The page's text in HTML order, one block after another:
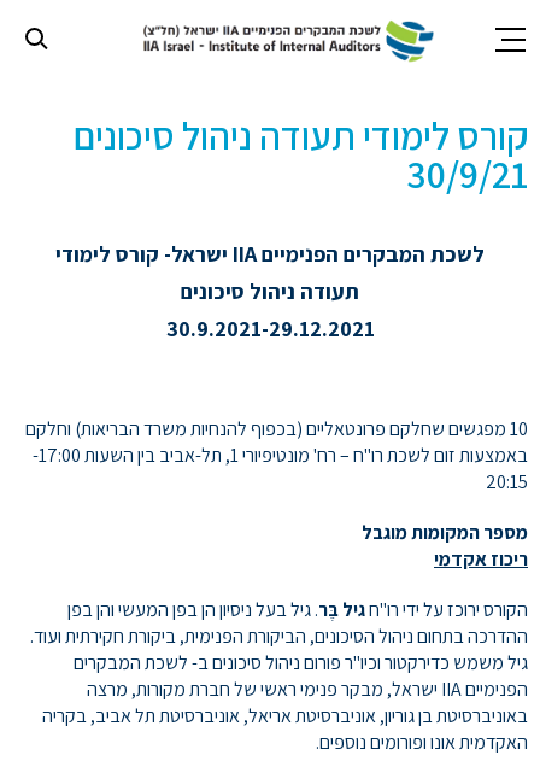
דף
אינטרנט,
קורס לימודי תעודה ניהול סיכונים
30/9/21
לשכת המבקרים הפנימיים IIA ישראל- קורס לימודי
תעודה ניהול סיכונים
30.9.2021-29.12.2021
10 מפגשים שחלקם פרונטאליים (בכפוף להנחיות משרד הבריאות) וחלקם
באמצעות זום לשכת רו"ח – רח' מונטיפיורי 1, תל-אביב בין השעות 17:00-
20:15
מספר המקומות מוגבל
ריכוז אקדמי
הקורס ירוכז על ידי רו"חגיל בֶּר. גיל בעל ניסיון הן בפן המעשי והן בפן
ההדרכה בתחום ניהול הסיכונים, הביקורת הפנימית, ביקורת חקירתית ועוד.
גיל משמש כדירקטור וכיו"ר פורום ניהול סיכונים ב- לשכת המבקרים
הפנימיים IIA ישראל, מבקר פנימי ראשי של חברת מקורות, מרצה
באוניברסיטת בן גוריון, אוניברסיטת אריאל, אוניברסיטת תל אביב, בקריה
האקדמית אונו ופורומים נוספים.